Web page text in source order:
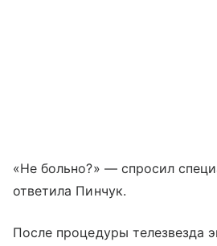
«Не больно?» — спросил
ответила Пинчук.
После процедуры телезвезда